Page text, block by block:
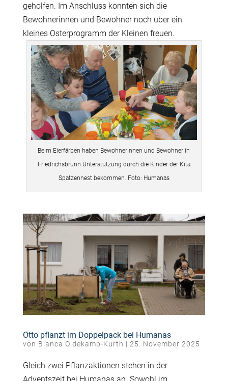
geholfen. Im Anschluss konnten sich die
Bewohnerinnen und Bewohner noch über ein
kleines Osterprogramm der Kleinen freuen.
Beim Eierfärben haben Bewohnerinnen und Bewohner in
Friedrichsbrunn Unterstützung durch die Kinder der Kita
Spatzennest bekommen. Foto: Humanas
Otto pflanzt im Doppelpack bei Humanas
von Bianca Oldekamp-Kurth | 25. November 2025
Gleich zwei Pflanzaktionen stehen in der